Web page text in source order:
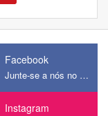
Facebook
Junte-se a nós no Facebook
Instagram